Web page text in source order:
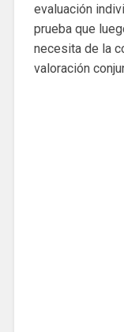
evaluación
prueba que
necesita de la
valoración